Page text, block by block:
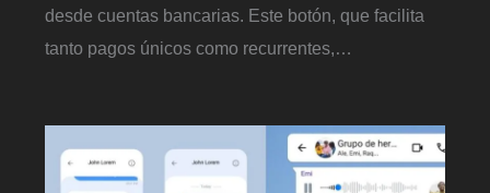
desde cuentas bancarias. Este botón, que facilita
tanto pagos únicos como recurrentes,…